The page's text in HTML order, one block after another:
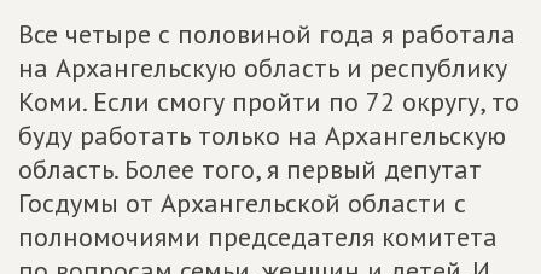
Все четыре с половиной года я работала
на Архангельскую область и республику
Коми. Если смогу пройти по 72 округу, то
буду работать только на Архангельскую
область. Более того, я первый депутат
Госдумы от Архангельской области с
полномочиями председателя комитета